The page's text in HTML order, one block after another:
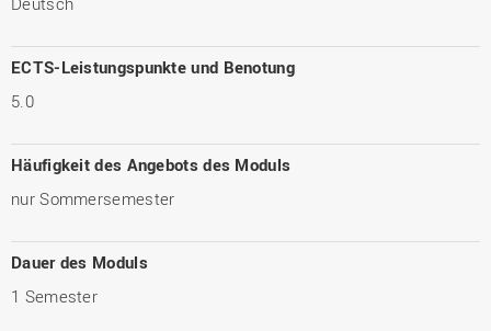
ECTS-Leistungspunkte und Benotung
5.0
Häufigkeit des Angebots des Moduls
nur Sommersemester
Dauer des Moduls
1 Semester